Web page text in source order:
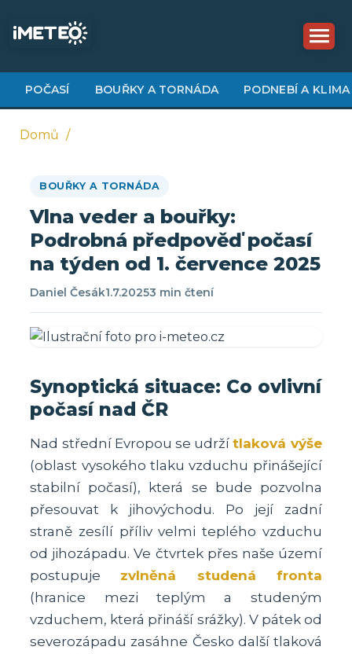
obsahu
POČASÍ BOUŘKY A TORNÁDA PODNEBÍ A KLIMA
navigace
Domů
BOUŘKY A TORNÁDA
Vlna veder a bouřky:
Podrobná předpověď počasí
na týden od 1. července 2025
Daniel Česák1.7.20253 min čtení
Synoptická situace: Co ovlivní
počasí nad ČR
Nad střední Evropou se udržítlaková výše
(oblast vysokého tlaku vzduchu přinášející
stabilní počasí), která se bude pozvolna
přesouvat k jihovýchodu. Po její zadní
straně zesílí příliv velmi teplého vzduchu
od jihozápadu. Ve čtvrtek přes naše území
postupuje zvlněná studená fronta
(hranice mezi teplým a studeným
vzduchem, která přináší srážky). V pátek od
severozápadu zasáhne Česko další tlaková